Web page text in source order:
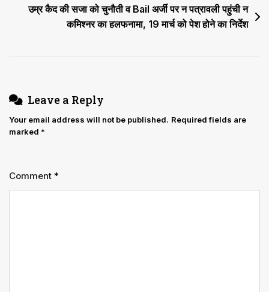
उम्र कैद की सजा को चुनौती व Bail अर्जी पर न पत्रावली पहुंची न
कमिश्नर का हलफनामा, 19 मार्च को पेश होने का निर्देश
Leave a Reply
Your email address will not be published. Required fields are
marked *
Comment *